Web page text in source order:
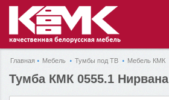
Главная Мебель Тумбы под ТВ Мебель КМК
Тумба КМК 0555.1 Нирвана